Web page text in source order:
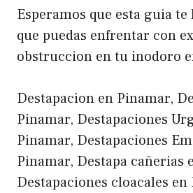
Esperamos que esta guia
que puedas enfrentar con
obstruccion en tu inodoro
Destapacion en Pinamar,
Pinamar, Destapaciones
Pinamar, Destapaciones
Pinamar, Destapa cañerias
Destapaciones cloacales en